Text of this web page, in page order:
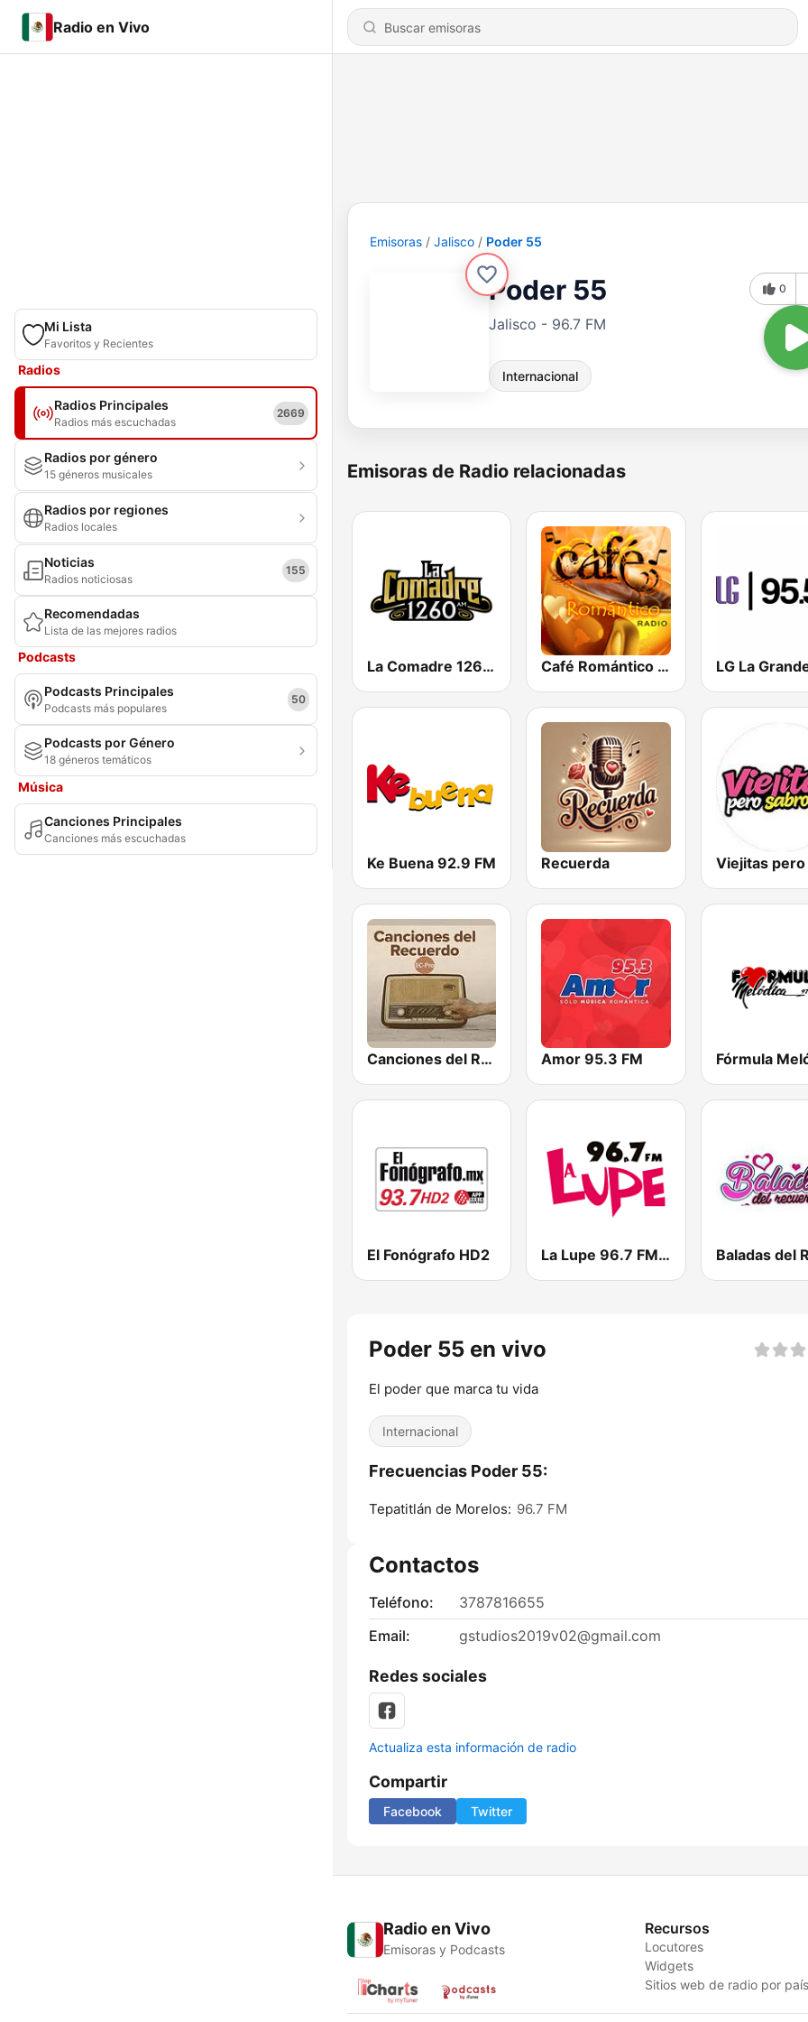
Radio en Vivo
Mi Lista
Favoritos y Recientes
Radios
Radios Principales
Radios más escuchadas
2669
Radios por género
15 géneros musicales
Radios por regiones
Radios locales
Noticias
Radios noticiosas
155
Recomendadas
Lista de las mejores radios
Podcasts
Podcasts Principales
Podcasts más populares
50
Podcasts por Género
18 géneros temáticos
Música
Canciones Principales
Canciones más escuchadas
Emisoras Jalisco Poder 55
Poder 55
Jalisco - 96.7 FM
Internacional
0
Emisoras de Radio relacionadas
La Comadre 1260 AM Café Romántico Radio LG La
Ke Buena 92.9 FM Recuerda
Canciones del Recuerdo DJec Amor 95.3 FM Fórmula
El Fonógrafo HD2 La Lupe 96.7 FM | León
Poder 55 en vivo
El poder que marca tu vida
Internacional
Frecuencias Poder 55:
Tepatitlán de Morelos: 96.7 FM
Contactos
Teléfono:
3787816655
Email:
gstudios2019v02@gmail.com
Redes sociales
Actualiza esta información de radio
Compartir
Facebook Twitter
Radio en Vivo
Emisoras y Podcasts
Recursos
Locutores
Widgets
Sitios web de radio por país